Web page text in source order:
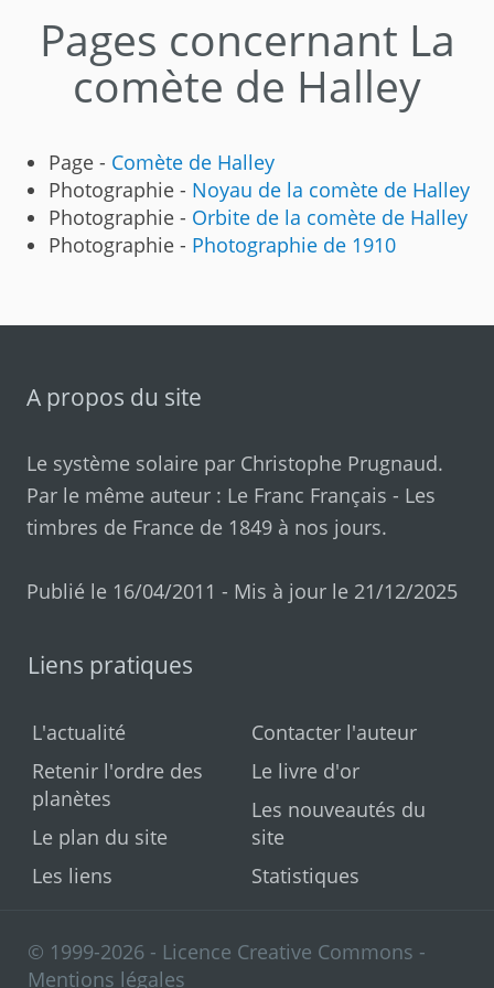
Pages concernant La
comète de Halley
Page - Comète de Halley
Photographie - Noyau de la comète de Halley
Photographie - Orbite de la comète de Halley
Photographie - Photographie de 1910
A propos du site
Le système solaire par Christophe Prugnaud.
Par le même auteur : Le Franc Français - Les
timbres de France de 1849 à nos jours.
Publié le 16/04/2011 - Mis à jour le 21/12/2025
Liens pratiques
L'actualité
Retenir l'ordre des
planètes
Le plan du site
Les liens
Contacter l'auteur
Le livre d'or
Les nouveautés du
site
Statistiques
© 1999-2026 - Licence Creative Commons -
Mentions légales